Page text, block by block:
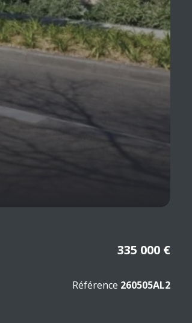
335 000 €
Référence 260505AL2